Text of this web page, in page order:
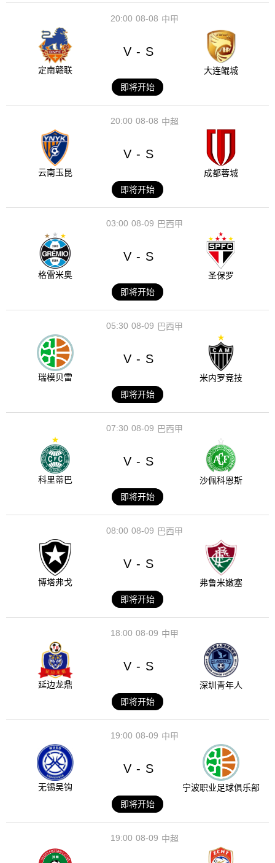
08-08
20:00 中甲
定南赣联
V - S
大连鲲城
即将开始
08-08
20:00 中超
云南玉昆
V - S
成都蓉城
即将开始
08-09
03:00 巴西甲
格雷米奥
V - S
圣保罗
即将开始
08-09
05:30 巴西甲
瑞模贝雷
V - S
米内罗竞技
即将开始
08-09
07:30 巴西甲
科里蒂巴
V - S
沙佩科恩斯
即将开始
08-09
08:00 巴西甲
博塔弗戈
V - S
弗鲁米嫩塞
即将开始
08-09
18:00 中甲
延边龙鼎
V - S
深圳青年人
即将开始
08-09
19:00 中甲
无锡吴钩
V - S
宁波职业足球俱乐部
即将开始
08-09
19:00 中超